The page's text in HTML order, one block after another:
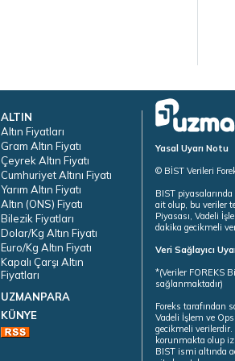
ALTIN
Altın Fiyatları
Gram Altın Fiyatı
Çeyrek Altın Fiyatı
Cumhuriyet Altını Fiyatı
Yarım Altın Fiyatı
Altın (ONS) Fiyatı
Bilezik Fiyatları
Dolar/Kg Altın Fiyatı
Euro/Kg Altın Fiyatı
Kapalı Çarşı Altın
Fiyatları
UZMANPARA
KÜNYE
Yasal Uyarı Notu
© BİST Verileri
BIST
ait olup, bu veriler
Piyasası, Vadeli
dakika gecikmeli
Veri Sağlayıcı
*(Veriler FOREKS
sağlanmaktadır)
Foreks tarafından
Vadeli İşlem ve
gecikmeli
korunmakta olup
BIST ismi altında